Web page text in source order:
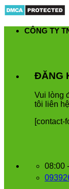
CÔNG TY
ĐĂNG
Vui òng
tôi liên hệ
[contact-
08:00